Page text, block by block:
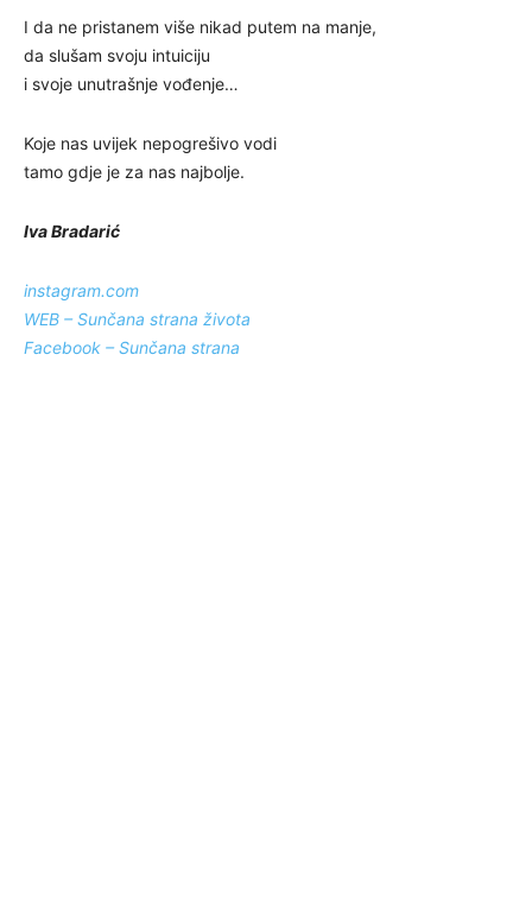
I da ne pristanem više nikad putem na manje,
da slušam svoju intuiciju
i svoje unutrašnje vođenje…
Koje nas uvijek nepogrešivo vodi
tamo gdje je za nas najbolje.
Iva Bradarić
instagram.com
WEB – Sunčana strana života
Facebook – Sunčana strana